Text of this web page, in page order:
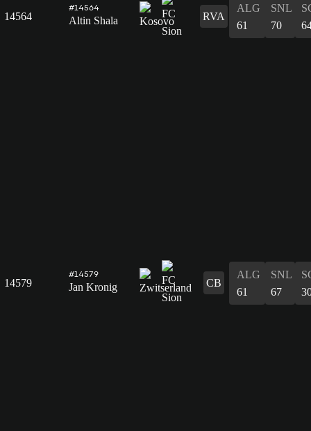
14564
#14564
Altin Shala RVA
ALG
61
SNL
70
14579
#14579
Jan Kronig CB
ALG
61
SNL
67